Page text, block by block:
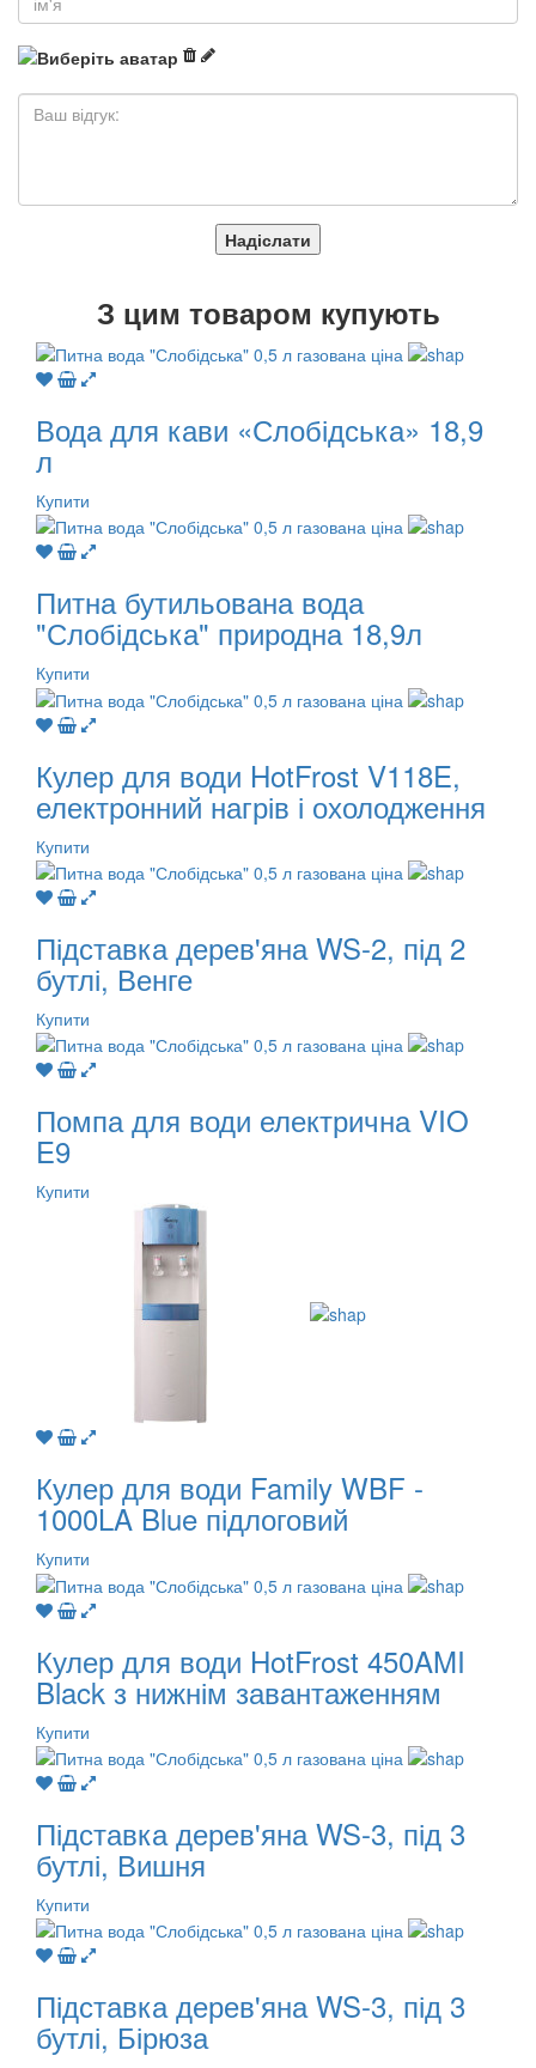
Надіслати
З цим товаром купують
Вода для кави «Слобідська» 18,9
л
Купити
Питна бутильована вода
"Слобідська" природна 18,9л
Купити
Кулер для води HotFrost V118E,
електронний нагрів і охолодження
Купити
Підставка дерев'яна WS-2, під 2
бутлі, Венге
Купити
Помпа для води електрична VIO
E9
Купити
Кулер для води Family WBF -
1000LA Blue підлоговий
Купити
Кулер для води HotFrost 450AMI
Black з нижнім завантаженням
Купити
Підставка дерев'яна WS-3, під 3
бутлі, Вишня
Купити
Підставка дерев'яна WS-3, під 3
бутлі, Бірюза